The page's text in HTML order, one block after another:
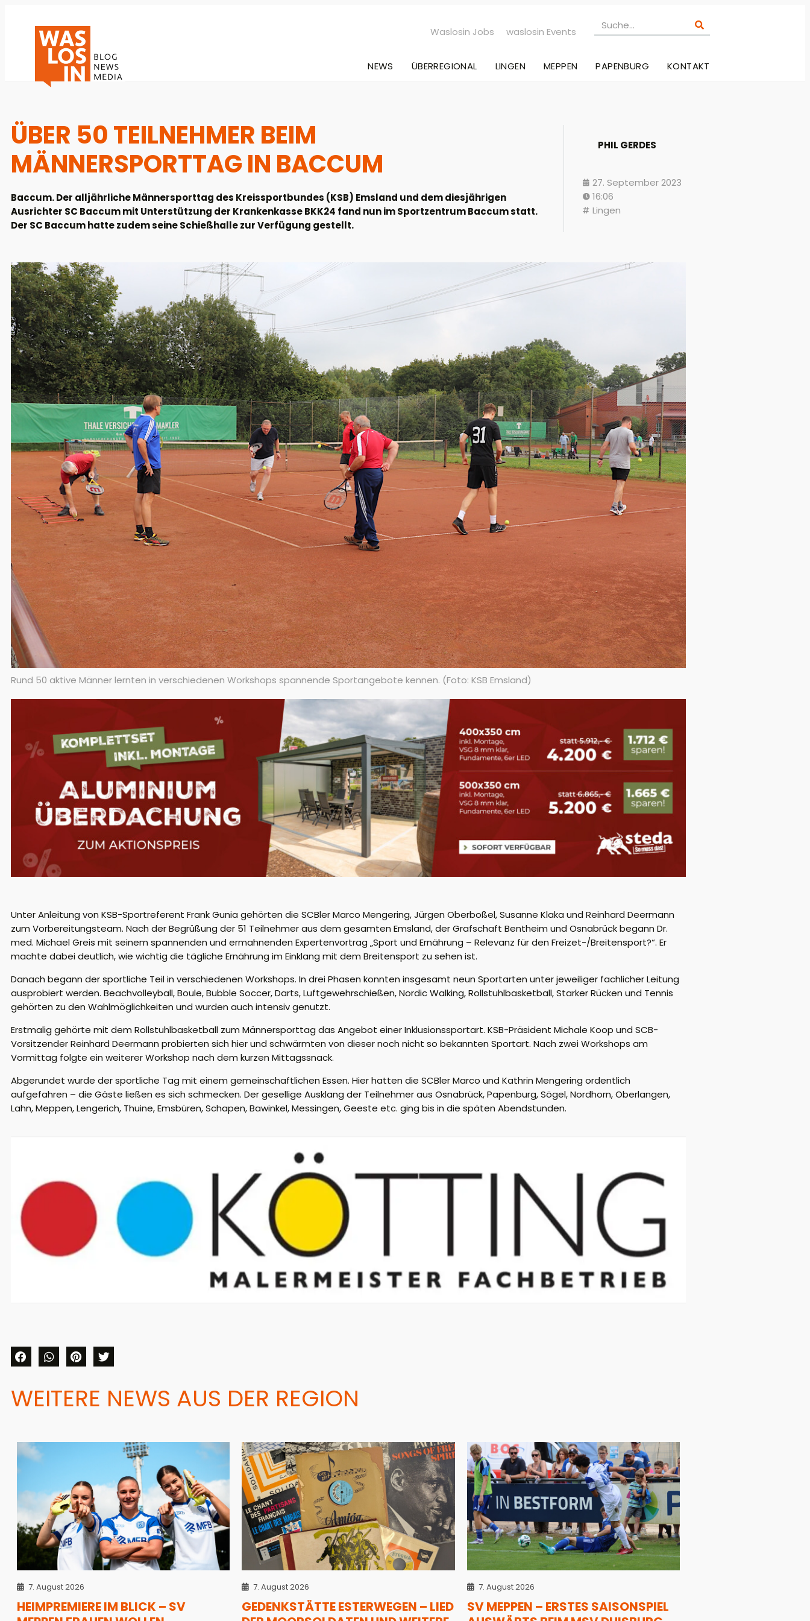
Waslosin Jobs waslosin Events
NEWS ÜBERREGIONAL LINGEN MEPPEN PAPENBURG KONTAKT
ÜBER 50 TEILNEHMER BEIM
MÄNNERSPORTTAG IN BACCUM
Baccum. Der alljährliche Männersporttag des Kreissportbundes (KSB) Emsland und dem diesjährigen
Ausrichter SC Baccum mit Unterstützung der Krankenkasse BKK24 fand nun im Sportzentrum Baccum statt.
Der SC Baccum hatte zudem seine Schießhalle zur Verfügung gestellt.
PHIL GERDES
27. September 2023
16:06
Lingen
Rund 50 aktive Männer lernten in verschiedenen Workshops spannende Sportangebote kennen. (Foto: KSB Emsland)
Unter Anleitung von KSB-Sportreferent Frank Gunia gehörten die SCBler Marco Mengering, Jürgen Oberboßel, Susanne Klaka und Reinhard Deermann
zum Vorbereitungsteam. Nach der Begrüßung der 51 Teilnehmer aus dem gesamten Emsland, der Grafschaft Bentheim und Osnabrück begann Dr.
med. Michael Greis mit seinem spannenden und ermahnenden Expertenvortrag „Sport und Ernährung – Relevanz für den Freizet-/Breitensport?“. Er
machte dabei deutlich, wie wichtig die tägliche Ernährung im Einklang mit dem Breitensport zu sehen ist.
Danach begann der sportliche Teil in verschiedenen Workshops. In drei Phasen konnten insgesamt neun Sportarten unter jeweiliger fachlicher Leitung
ausprobiert werden. Beachvolleyball, Boule, Bubble Soccer, Darts, Luftgewehrschießen, Nordic Walking, Rollstuhlbasketball, Starker Rücken und Tennis
gehörten zu den Wahlmöglichkeiten und wurden auch intensiv genutzt.
Erstmalig gehörte mit dem Rollstuhlbasketball zum Männersporttag das Angebot einer Inklusionssportart. KSB-Präsident Michale Koop und SCB-
Vorsitzender Reinhard Deermann probierten sich hier und schwärmten von dieser noch nicht so bekannten Sportart. Nach zwei Workshops am
Vormittag folgte ein weiterer Workshop nach dem kurzen Mittagssnack.
Abgerundet wurde der sportliche Tag mit einem gemeinschaftlichen Essen. Hier hatten die SCBler Marco und Kathrin Mengering ordentlich
aufgefahren – die Gäste ließen es sich schmecken. Der gesellige Ausklang der Teilnehmer aus Osnabrück, Papenburg, Sögel, Nordhorn, Oberlangen,
Lahn, Meppen, Lengerich, Thuine, Emsbüren, Schapen, Bawinkel, Messingen, Geeste etc. ging bis in die späten Abendstunden.
WEITERE NEWS AUS DER REGION
7. August 2026
HEIMPREMIERE IM BLICK – SV
7. August 2026
GEDENKSTÄTTE ESTERWEGEN – LIED
7. August 2026
SV MEPPEN – ERSTES SAISONSPIEL